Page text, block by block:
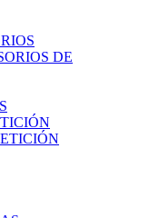
DE